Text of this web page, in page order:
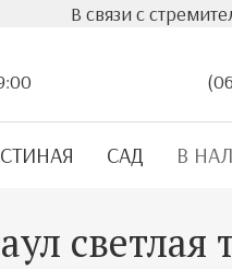
ростом
САД В
светлая